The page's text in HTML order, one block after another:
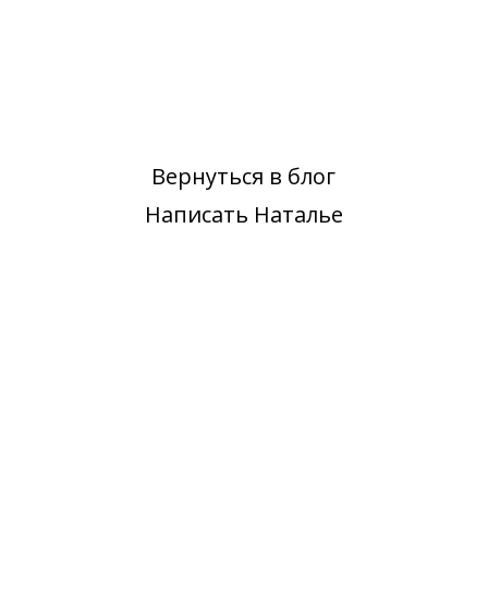
Вернуться в блог
Написать Наталье